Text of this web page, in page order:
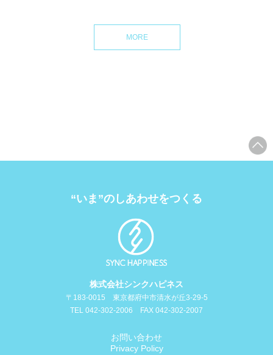
MORE
“いま”のしあわせをつくる
株式会社シンクハピネス
〒183-0015 東京都府中市清水が丘3-29-5
TEL 042-302-2006 FAX 042-302-2007
お問い合わせ
Privacy Policy